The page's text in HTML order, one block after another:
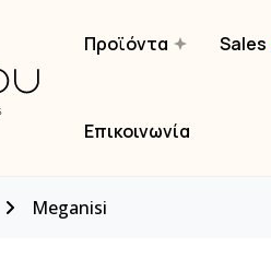
Προϊόντα Sales
Επικοινωνία
Meganisi